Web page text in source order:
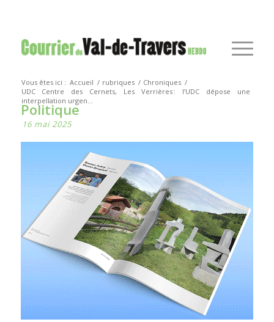
Vous êtes ici : Accueil / rubriques / Chroniques /
UDC
Centre des Cernets, Les Verrières : l’UDC dépose une
interpellation urgen...
Politique
16 mai 2025